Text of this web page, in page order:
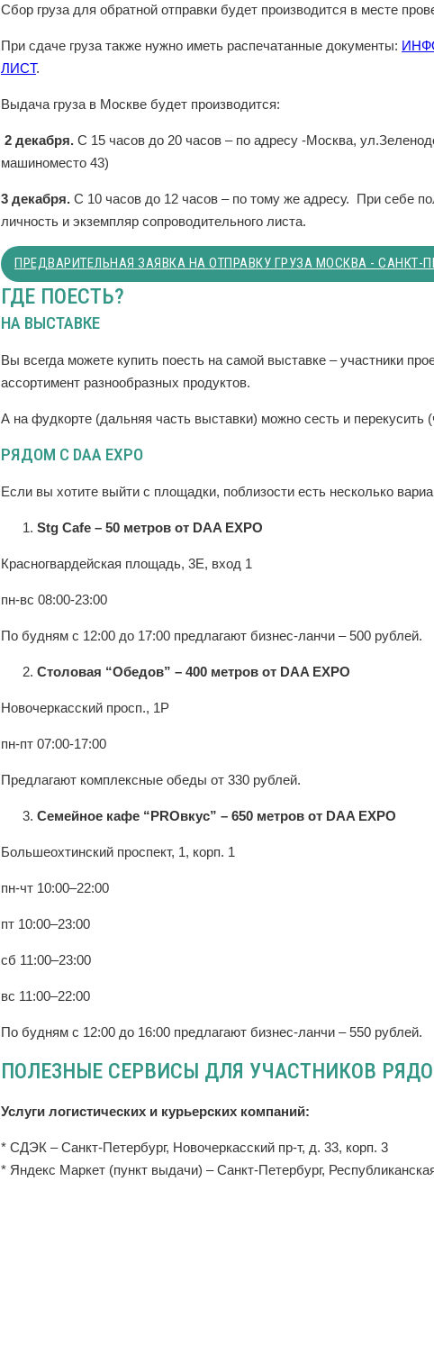
Сбор груза для обратной отправки будет производится в месте
При сдаче груза также нужно иметь распечатанные документы:
ЛИСТ.
Выдача груза в Москве будет производится:
2 декабря.С 15 часов до 20 часов – по адресу -Москва,
машиноместо 43)
3 декабря.С 10 часов до 12 часов – по тому же адресу. При себе
личность и экземпляр сопроводительного листа.
ПРЕДВАРИТЕЛЬНАЯ ЗАЯВКА НА ОТПРАВКУ ГРУЗА МОСКВА - САНКТ-
ГДЕ ПОЕСТЬ?
НА ВЫСТАВКЕ
Вы всегда можете купить поесть на самой выставке – участники
ассортимент разнообразных продуктов.
А на фудкорте (дальняя часть выставки) можно сесть и
РЯДОМ С DAA EXPO
Если вы хотите выйти с площадки, поблизости есть несколько
Stg Cafe – 50 метров от DAA EXPO
Красногвардейская площадь, 3Е, вход 1
пн-вс 08:00-23:00
По будням с 12:00 до 17:00 предлагают бизнес-ланчи – 500 рублей.
Столовая “Обедов” – 400 метров от DAA EXPO
Новочеркасский просп., 1Р
пн-пт 07:00-17:00
Предлагают комплексные обеды от 330 рублей.
Семейное кафе “PROвкус” – 650 метров от DAA EXPO
Большеохтинский проспект, 1, корп. 1
пн-чт 10:00–22:00
пт 10:00–23:00
сб 11:00–23:00
вс 11:00–22:00
По будням с 12:00 до 16:00 предлагают бизнес-ланчи – 550 рублей.
ПОЛЕЗНЫЕ СЕРВИСЫ ДЛЯ УЧАСТНИКОВ
Услуги логистических и курьерских компаний:
* СДЭК – Санкт-Петербург, Новочеркасский пр-т, д. 33, корп. 3
* Яндекс Маркет (пункт выдачи) – Санкт-Петербург,